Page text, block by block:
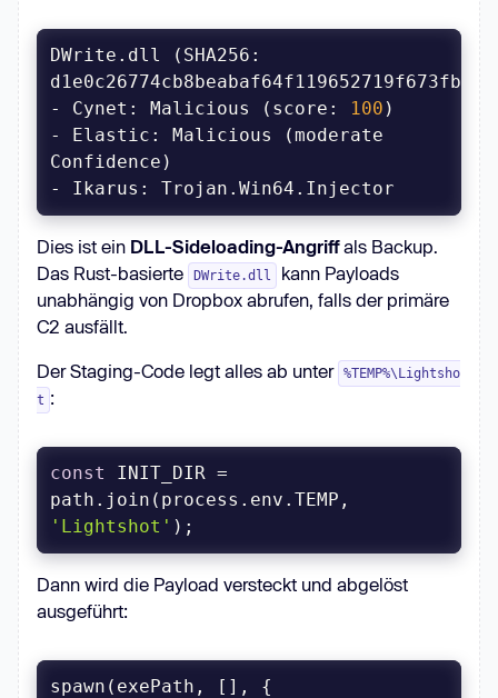
DWrite.dll (SHA256:
- Cynet: Malicious (score: 100
- Elastic: Malicious (moderate
Dies ist ein DLL-Sideloading-Angriffals Backup.
Das Rust-basierte
DWrite.dll
kann Payloads
unabhängig von Dropbox abrufen, falls der primäre
C2 ausfällt.
Der Staging-Code legt alles ab unter %TEMP%\Lightsho
t :
const
INIT_DIR =
'Lightshot' );
Dann wird die Payload versteckt und abgelöst
ausgeführt: